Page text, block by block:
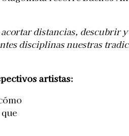
distancias, descubrir
disciplinas nuestras
artistas: